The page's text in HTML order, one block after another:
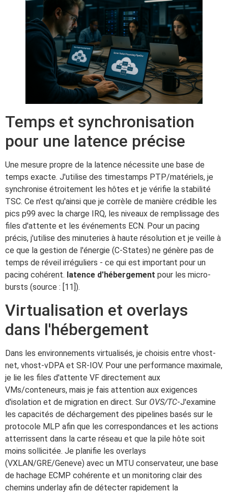
Temps et synchronisation
pour une latence précise
Une mesure propre de la latence nécessite une base de
temps exacte. J'utilise des timestamps PTP/matériels, je
synchronise étroitement les hôtes et je vérifie la stabilité
TSC. Ce n'est qu'ainsi que je corrèle de manière crédible les
pics p99 avec la charge IRQ, les niveaux de remplissage des
files d'attente et les événements ECN. Pour un pacing
précis, j'utilise des minuteries à haute résolution et je veille à
ce que la gestion de l'énergie (C-States) ne génère pas de
temps de réveil irréguliers - ce qui est important pour un
pacing cohérent. latence d'hébergement pour les micro-
bursts (source : [11]).
Virtualisation et overlays
dans l'hébergement
Dans les environnements virtualisés, je choisis entre vhost-
net, vhost-vDPA et SR-IOV. Pour une performance maximale,
je lie les files d'attente VF directement aux
VMs/conteneurs, mais je fais attention aux exigences
d'isolation et de migration en direct. Sur OVS/TC-J'examine
les capacités de déchargement des pipelines basés sur le
protocole MLP afin que les correspondances et les actions
atterrissent dans la carte réseau et que la pile hôte soit
moins sollicitée. Je planifie les overlays
(VXLAN/GRE/Geneve) avec un MTU conservateur, une base
de hachage ECMP cohérente et un monitoring clair des
chemins underlay afin de détecter rapidement la